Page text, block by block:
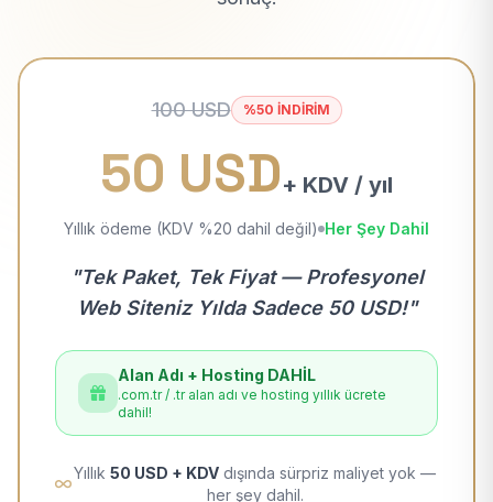
100 USD %50 İNDİRİM
50 USD+ KDV / yıl
Yıllık ödeme (KDV %20 dahil değil) Her Şey Dahil
"Tek Paket, Tek Fiyat — Profesyonel
Web Siteniz Yılda Sadece 50 USD!"
Alan Adı + Hosting DAHİL
.com.tr / .tr alan adı ve hosting yıllık ücrete
dahil!
Yıllık 50 USD + KDV dışında sürpriz maliyet yok —
her şey dahil.